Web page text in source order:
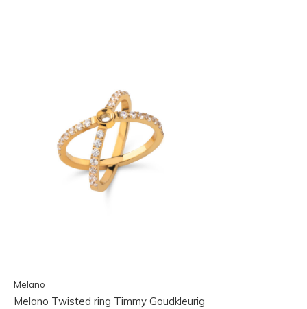
Melano
Melano Twisted ring Timmy Goudkleurig